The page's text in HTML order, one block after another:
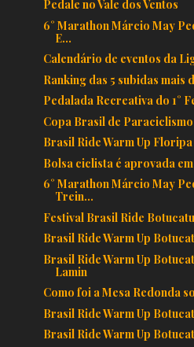
Pedale no Vale dos Ventos
6° Marathon Márcio May
E...
Calendário de eventos da
Ranking das 5 subidas mais
Pedalada Recreativa do 1°
Copa Brasil de Paraciclismo
Brasil Ride Warm Up Floripa
Bolsa ciclista é aprovada
6° Marathon Márcio May
Trein...
Festival Brasil Ride
Brasil Ride Warm Up
Brasil Ride Warm Up
Lamin
Como foi a Mesa Redonda
Brasil Ride Warm Up
Brasil Ride Warm Up